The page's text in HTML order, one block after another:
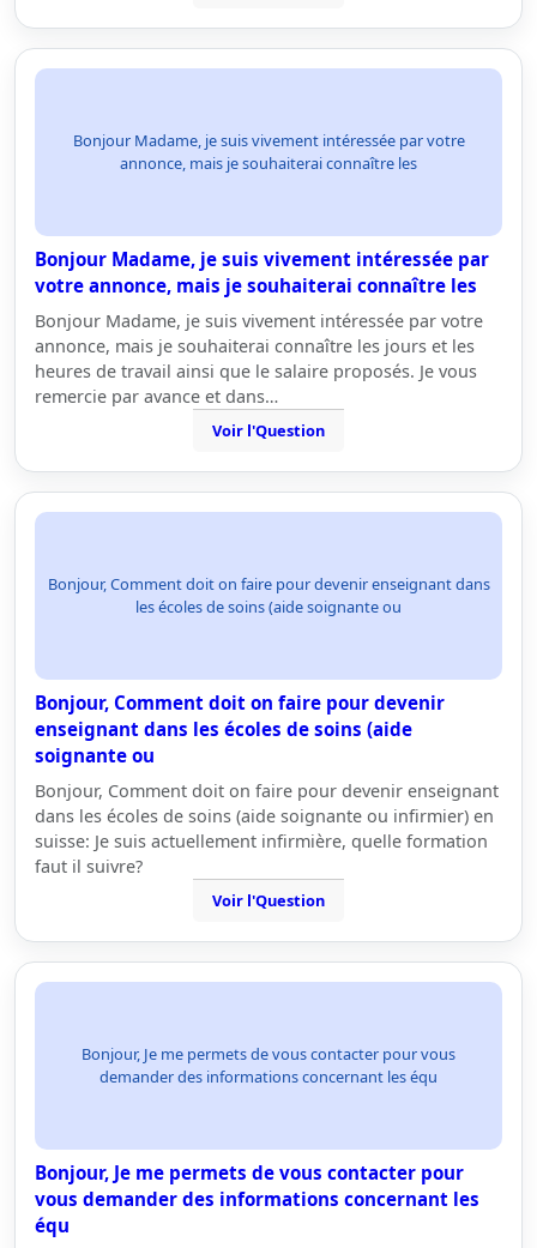
Bonjour Madame, je suis vivement intéressée par votre
annonce, mais je souhaiterai connaître les
Bonjour Madame, je suis vivement intéressée par
votre annonce, mais je souhaiterai connaître les
Bonjour Madame, je suis vivement intéressée par votre
annonce, mais je souhaiterai connaître les jours et les
heures de travail ainsi que le salaire proposés. Je vous
remercie par avance et dans…
Voir l'Question
Bonjour, Comment doit on faire pour devenir enseignant dans
les écoles de soins (aide soignante ou
Bonjour, Comment doit on faire pour devenir
enseignant dans les écoles de soins (aide
soignante ou
Bonjour, Comment doit on faire pour devenir enseignant
dans les écoles de soins (aide soignante ou infirmier) en
suisse: Je suis actuellement infirmière, quelle formation
faut il suivre?
Voir l'Question
Bonjour, Je me permets de vous contacter pour vous
demander des informations concernant les équ
Bonjour, Je me permets de vous contacter pour
vous demander des informations concernant les
équ